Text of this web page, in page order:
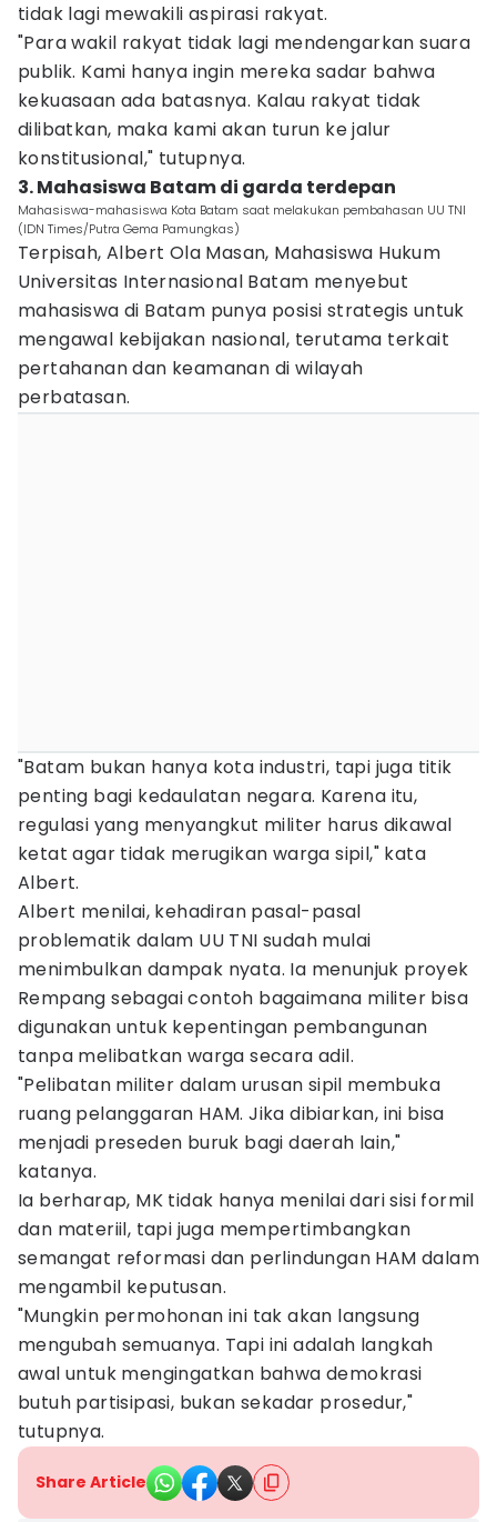
tidak lagi mewakili aspirasi rakyat.
"Para wakil rakyat tidak lagi mendengarkan suara
publik. Kami hanya ingin mereka sadar bahwa
kekuasaan ada batasnya. Kalau rakyat tidak
dilibatkan, maka kami akan turun ke jalur
konstitusional," tutupnya.
3. Mahasiswa Batam di garda terdepan
Mahasiswa-mahasiswa Kota Batam saat melakukan pembahasan UU TNI
(IDN Times/Putra Gema Pamungkas)
Terpisah, Albert Ola Masan, Mahasiswa Hukum
Universitas Internasional Batam menyebut
mahasiswa di Batam punya posisi strategis untuk
mengawal kebijakan nasional, terutama terkait
pertahanan dan keamanan di wilayah
perbatasan.
"Batam bukan hanya kota industri, tapi juga titik
penting bagi kedaulatan negara. Karena itu,
regulasi yang menyangkut militer harus dikawal
ketat agar tidak merugikan warga sipil," kata
Albert.
Albert menilai, kehadiran pasal-pasal
problematik dalam UU TNI sudah mulai
menimbulkan dampak nyata. Ia menunjuk proyek
Rempang sebagai contoh bagaimana militer bisa
digunakan untuk kepentingan pembangunan
tanpa melibatkan warga secara adil.
"Pelibatan militer dalam urusan sipil membuka
ruang pelanggaran HAM. Jika dibiarkan, ini bisa
menjadi preseden buruk bagi daerah lain,"
katanya.
Ia berharap, MK tidak hanya menilai dari sisi formil
dan materiil, tapi juga mempertimbangkan
semangat reformasi dan perlindungan HAM dalam
mengambil keputusan.
"Mungkin permohonan ini tak akan langsung
mengubah semuanya. Tapi ini adalah langkah
awal untuk mengingatkan bahwa demokrasi
butuh partisipasi, bukan sekadar prosedur,"
tutupnya.
Share Article